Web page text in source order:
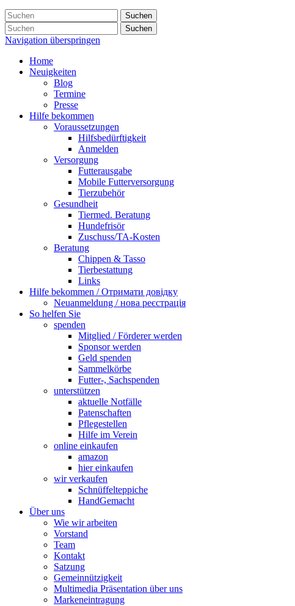
Suchen
Suchen
Navigation überspringen
Home
Neuigkeiten
Blog
Termine
Presse
Hilfe bekommen
Voraussetzungen
Hilfsbedürftigkeit
Anmelden
Versorgung
Futterausgabe
Mobile Futterversorgung
Tierzubehör
Gesundheit
Tiermed. Beratung
Hundefrisör
Zuschuss/TA-Kosten
Beratung
Chippen & Tasso
Tierbestattung
Links
Hilfe bekommen / Отримати довідку
Neuanmeldung / нова реєстрація
So helfen Sie
spenden
Mitglied / Förderer werden
Sponsor werden
Geld spenden
Sammelkörbe
Futter-, Sachspenden
unterstützen
aktuelle Notfälle
Patenschaften
Pflegestellen
Hilfe im Verein
online einkaufen
amazon
hier einkaufen
wir verkaufen
Schnüffelteppiche
HandGemacht
Über uns
Wie wir arbeiten
Vorstand
Team
Kontakt
Satzung
Gemeinnützigkeit
Multimedia Präsentation über uns
Markeneintragung